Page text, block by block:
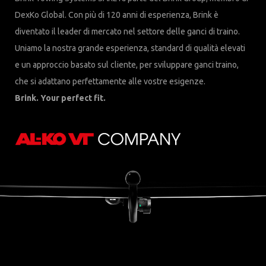
DexKo Global. Con più di 120 anni di esperienza, Brink è
diventato il leader di mercato nel settore delle ganci di traino.
Uniamo la nostra grande esperienza, standard di qualità elevati
e un approccio basato sul cliente, per sviluppare ganci traino,
che si adattano perfettamente alle vostre esigenze.
Brink. Your perfect fit.